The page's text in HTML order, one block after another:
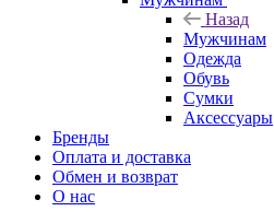
Назад
Мужчинам
Одежда
Обувь
Сумки
Аксессуары
Бренды
Оплата и доставка
Обмен и возврат
О нас